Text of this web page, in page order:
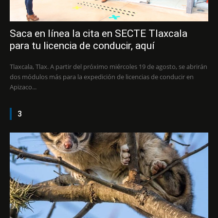
Saca en línea la cita en SECTE Tlaxcala
para tu licencia de conducir, aquí
Tlaxcala, Tlax. A partir del próximo miércoles 19 de agosto, se abrirán
dos módulos más para la expedición de licencias de conducir en
Apizaco...
3